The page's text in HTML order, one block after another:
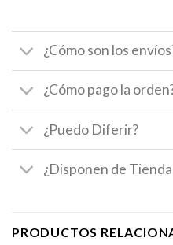
¿Cómo son los
¿Cómo pago la
¿Puedo Diferir?
¿Disponen de
PRODUCTOS